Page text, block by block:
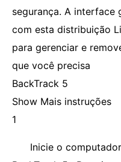
segurança. A interface
com esta distribuição
para gerenciar e
que você precisa
BackTrack 5
Show Mais instruções
1
Inicie o